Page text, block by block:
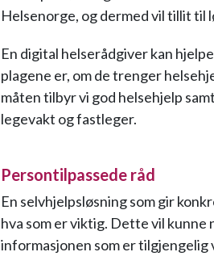
Helsenorge, og dermed vil tillit
En digital helserådgiver kan
plagene er, om de trenger
måten tilbyr vi god helsehjelp
legevakt og fastleger.
Persontilpassede råd
En selvhjelpsløsning som gir
hva som er viktig. Dette vil
informasjonen som er tilgjengelig